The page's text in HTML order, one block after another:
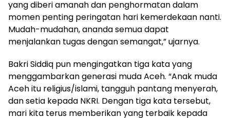
yang diberi amanah dan penghormatan dalam
momen penting peringatan hari kemerdekaan nanti.
Mudah-mudahan, ananda semua dapat
menjalankan tugas dengan semangat,” ujarnya.
Bakri Siddiq pun mengingatkan tiga kata yang
menggambarkan generasi muda Aceh. “Anak muda
Aceh itu religius/islami, tangguh pantang menyerah,
dan setia kepada NKRI. Dengan tiga kata tersebut,
mari kita terus memberikan yang terbaik kepada